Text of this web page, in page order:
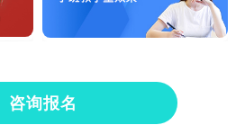
咨询报名